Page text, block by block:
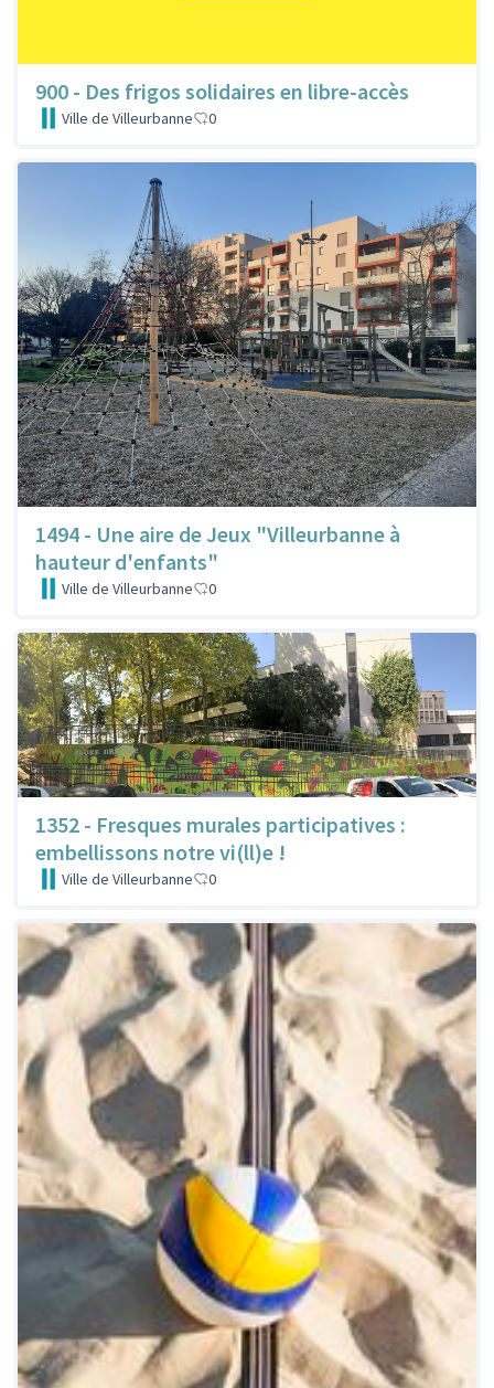
900 - Des frigos solidaires en libre-accès
Ville de Villeurbanne 0
1494 - Une aire de Jeux "Villeurbanne à
hauteur d'enfants"
Ville de Villeurbanne 0
1352 - Fresques murales participatives :
embellissons notre vi(ll)e !
Ville de Villeurbanne 0